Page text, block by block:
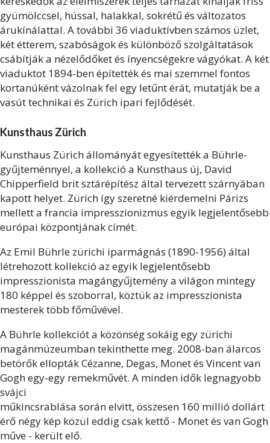
gyümölccsel, hússal, halakkal, sokrétű és változatos
árukínálattal. A további 36 viaduktívben számos üzlet,
két étterem, szabóságok és különböző szolgáltatások
csábítják a nézelődőket és ínyencségekre vágyókat. A két
viaduktot 1894-ben építették és mai szemmel fontos
kortanúként vázolnak fel egy letűnt érát, mutatják be a
vasút technikai és Zürich ipari fejlődését.
Kunsthaus Zürich
Kunsthaus Zürich állományát egyesítették a Bührle-
gyűjteménnyel, a kollekció a Kunsthaus új, David
Chipperfield brit sztárépítész által tervezett szárnyában
kapott helyet. Zürich így szeretné kiérdemelni Párizs
mellett a francia impresszionizmus egyik legjelentősebb
európai központjának címét.
Az Emil Bührle zürichi iparmágnás (1890-1956) által
létrehozott kollekció az egyik legjelentősebb
impresszionista magángyűjtemény a világon mintegy
180 képpel és szoborral, köztük az impresszionista
mesterek több főművével.
A Bührle kollekciót a közönség sokáig egy zürichi
magánmúzeumban tekinthette meg. 2008-ban álarcos
betörők ellopták Cézanne, Degas, Monet és Vincent van
Gogh egy-egy remekművét. A minden idők legnagyobb
svájci
műkincsrablása során elvitt, összesen 160 millió dollárt
érő négy kép közül eddig csak kettő - Monet és van Gogh
műve - került elő.